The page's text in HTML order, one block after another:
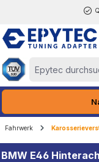
Fahrwerk
BMW E46